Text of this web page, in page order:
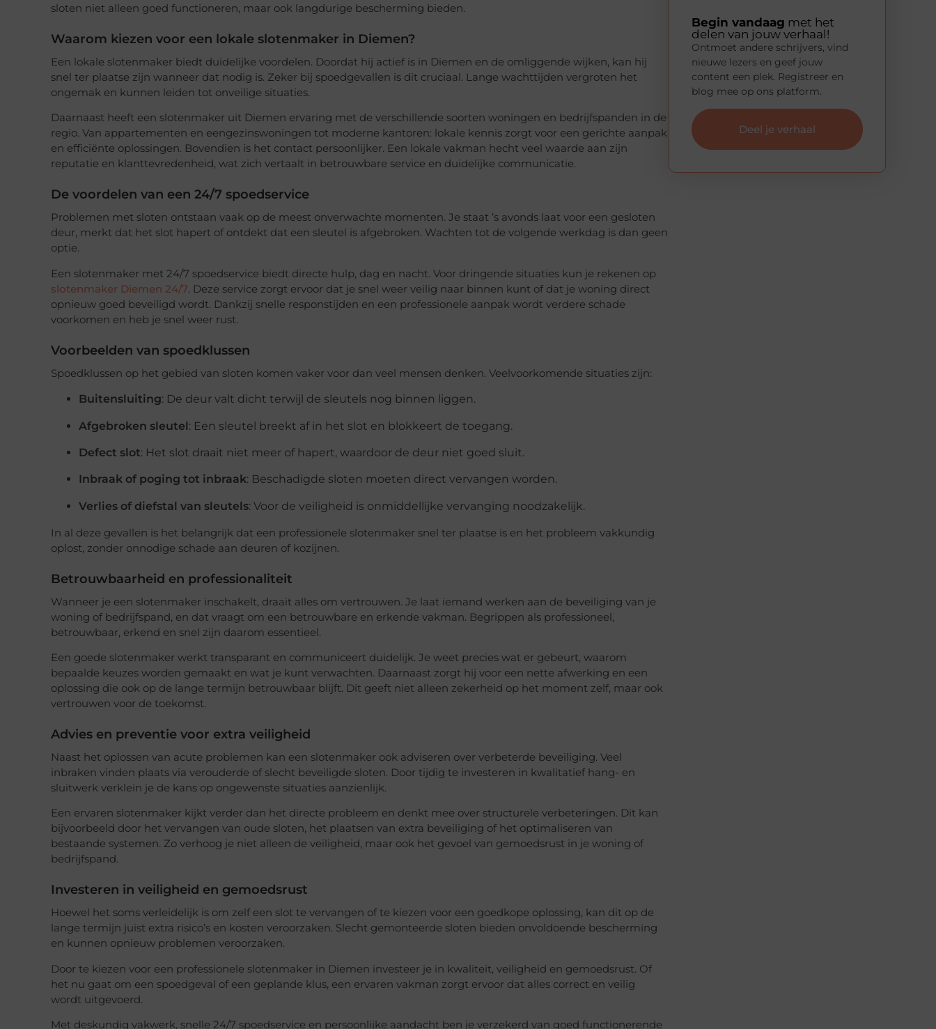
sloten niet alleen goed functioneren, maar ook langdurige bescherming bieden.
Waarom kiezen voor een lokale slotenmaker in Diemen?
Een lokale slotenmaker biedt duidelijke voordelen. Doordat hij actief is in Diemen en de omliggende wijken, kan hij
snel ter plaatse zijn wanneer dat nodig is. Zeker bij spoedgevallen is dit cruciaal. Lange wachttijden vergroten het
ongemak en kunnen leiden tot onveilige situaties.
Daarnaast heeft een slotenmaker uit Diemen ervaring met de verschillende soorten woningen en bedrijfspanden in de
regio. Van appartementen en eengezinswoningen tot moderne kantoren: lokale kennis zorgt voor een gerichte aanpak
en efficiënte oplossingen. Bovendien is het contact persoonlijker. Een lokale vakman hecht veel waarde aan zijn
reputatie en klanttevredenheid, wat zich vertaalt in betrouwbare service en duidelijke communicatie.
De voordelen van een 24/7 spoedservice
Problemen met sloten ontstaan vaak op de meest onverwachte momenten. Je staat ’s avonds laat voor een gesloten
deur, merkt dat het slot hapert of ontdekt dat een sleutel is afgebroken. Wachten tot de volgende werkdag is dan geen
optie.
Een slotenmaker met 24/7 spoedservice biedt directe hulp, dag en nacht. Voor dringende situaties kun je rekenen op
slotenmaker Diemen 24/7. Deze service zorgt ervoor dat je snel weer veilig naar binnen kunt of dat je woning direct
opnieuw goed beveiligd wordt. Dankzij snelle responstijden en een professionele aanpak wordt verdere schade
voorkomen en heb je snel weer rust.
Voorbeelden van spoedklussen
Spoedklussen op het gebied van sloten komen vaker voor dan veel mensen denken. Veelvoorkomende situaties zijn:
Buitensluiting: De deur valt dicht terwijl de sleutels nog binnen liggen.
Afgebroken sleutel: Een sleutel breekt af in het slot en blokkeert de toegang.
Defect slot: Het slot draait niet meer of hapert, waardoor de deur niet goed sluit.
Inbraak of poging tot inbraak: Beschadigde sloten moeten direct vervangen worden.
Verlies of diefstal van sleutels: Voor de veiligheid is onmiddellijke vervanging noodzakelijk.
In al deze gevallen is het belangrijk dat een professionele slotenmaker snel ter plaatse is en het probleem vakkundig
oplost, zonder onnodige schade aan deuren of kozijnen.
Betrouwbaarheid en professionaliteit
Wanneer je een slotenmaker inschakelt, draait alles om vertrouwen. Je laat iemand werken aan de beveiliging van je
woning of bedrijfspand, en dat vraagt om een betrouwbare en erkende vakman. Begrippen als professioneel,
betrouwbaar, erkend en snel zijn daarom essentieel.
Een goede slotenmaker werkt transparant en communiceert duidelijk. Je weet precies wat er gebeurt, waarom
bepaalde keuzes worden gemaakt en wat je kunt verwachten. Daarnaast zorgt hij voor een nette afwerking en een
oplossing die ook op de lange termijn betrouwbaar blijft. Dit geeft niet alleen zekerheid op het moment zelf, maar ook
vertrouwen voor de toekomst.
Advies en preventie voor extra veiligheid
Naast het oplossen van acute problemen kan een slotenmaker ook adviseren over verbeterde beveiliging. Veel
inbraken vinden plaats via verouderde of slecht beveiligde sloten. Door tijdig te investeren in kwalitatief hang- en
sluitwerk verklein je de kans op ongewenste situaties aanzienlijk.
Een ervaren slotenmaker kijkt verder dan het directe probleem en denkt mee over structurele verbeteringen. Dit kan
bijvoorbeeld door het vervangen van oude sloten, het plaatsen van extra beveiliging of het optimaliseren van
bestaande systemen. Zo verhoog je niet alleen de veiligheid, maar ook het gevoel van gemoedsrust in je woning of
bedrijfspand.
Investeren in veiligheid en gemoedsrust
Hoewel het soms verleidelijk is om zelf een slot te vervangen of te kiezen voor een goedkope oplossing, kan dit op de
lange termijn juist extra risico’s en kosten veroorzaken. Slecht gemonteerde sloten bieden onvoldoende bescherming
en kunnen opnieuw problemen veroorzaken.
Door te kiezen voor een professionele slotenmaker in Diemen investeer je in kwaliteit, veiligheid en gemoedsrust. Of
het nu gaat om een spoedgeval of een geplande klus, een ervaren vakman zorgt ervoor dat alles correct en veilig
wordt uitgevoerd.
Met deskundig vakwerk, snelle 24/7 spoedservice en persoonlijke aandacht ben je verzekerd van goed functionerende
Begin vandaag met het
delen van jouw verhaal!
Ontmoet andere schrijvers, vind
nieuwe lezers en geef jouw
content een plek. Registreer en
blog mee op ons platform.
Deel je verhaal